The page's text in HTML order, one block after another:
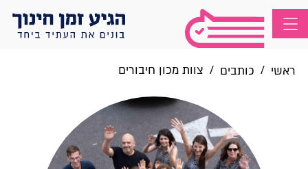
ראשי / כותבים / צוות מכון חיבורים